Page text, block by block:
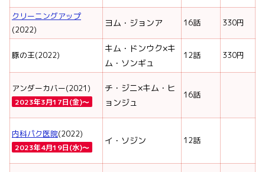
クリーニングアップ
(2022)
ヨム・ジョンア 16話 330円
豚の王(2022)
キム・ドンウク×キ
ム・ソンギュ
12話 330円
アンダーカバー(2021)
2023年3月17日(金)〜
チ・ジニ×キム・ヒ
ョンジュ
16話
内科パク医院(2022)
2023年4月19日(水)〜
イ・ソジン 12話